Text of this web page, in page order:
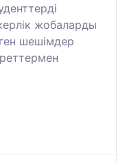
жобаларды
шешімдер